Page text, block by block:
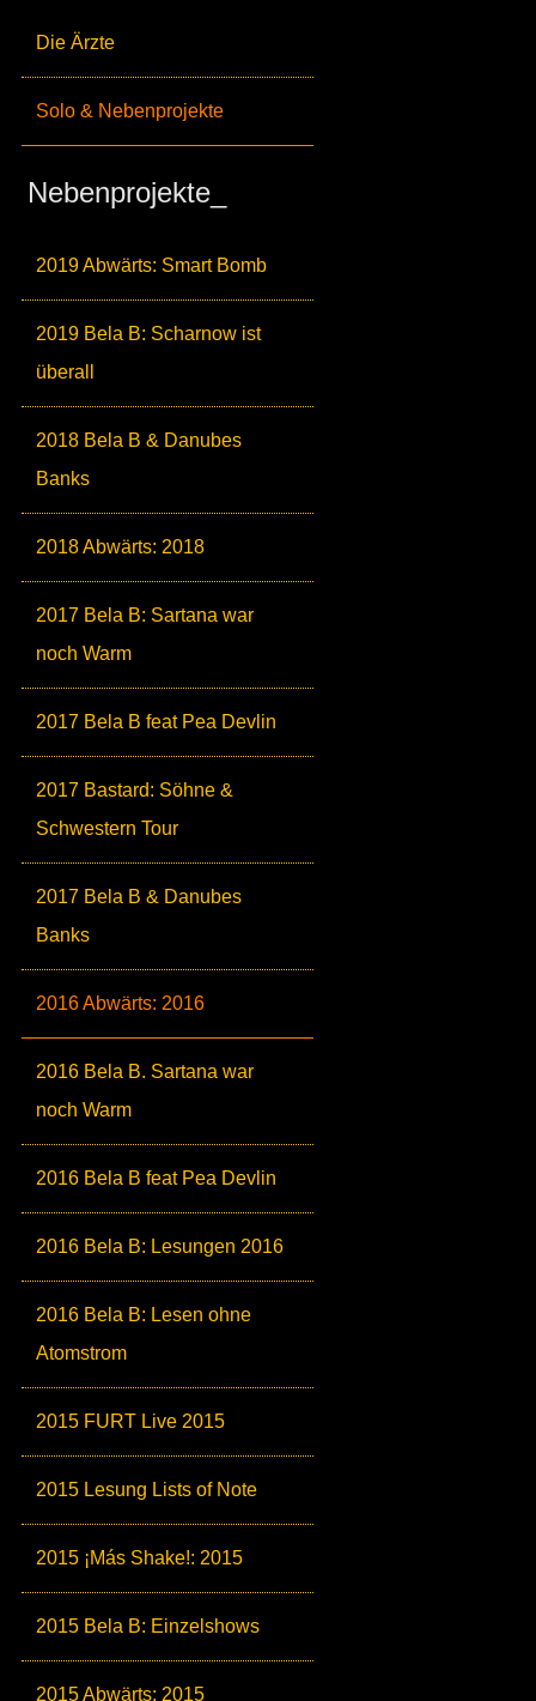
Die Ärzte
Solo & Nebenprojekte
Nebenprojekte_
2019 Abwärts: Smart Bomb
2019 Bela B: Scharnow ist
überall
2018 Bela B & Danubes
Banks
2018 Abwärts: 2018
2017 Bela B: Sartana war
noch Warm
2017 Bela B feat Pea Devlin
2017 Bastard: Söhne &
Schwestern Tour
2017 Bela B & Danubes
Banks
2016 Abwärts: 2016
2016 Bela B. Sartana war
noch Warm
2016 Bela B feat Pea Devlin
2016 Bela B: Lesungen 2016
2016 Bela B: Lesen ohne
Atomstrom
2015 FURT Live 2015
2015 Lesung Lists of Note
2015 ¡Más Shake!: 2015
2015 Bela B: Einzelshows
2015 Abwärts: 2015